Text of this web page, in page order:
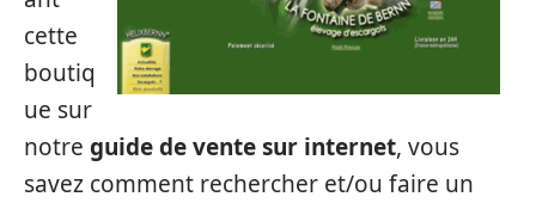
cette
boutiq
ue sur
notre guide de vente sur internet, vous
savez comment rechercher et/ou faire un